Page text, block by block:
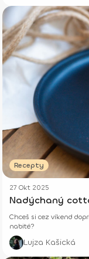
Recepty
27 Okt 2025
Nadýchaný
Chceš si cez víkend
nabité?
Lujza Kašická